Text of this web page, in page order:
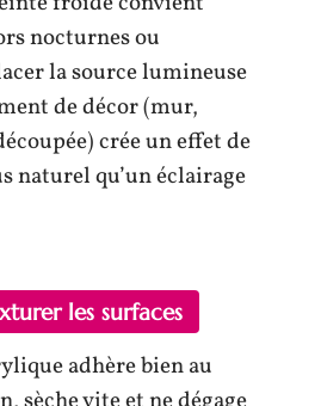
nocturnes ou
la source lumineuse
de décor (mur,
crée un effet de
naturel qu’un éclairage
les surfaces
adhère bien au